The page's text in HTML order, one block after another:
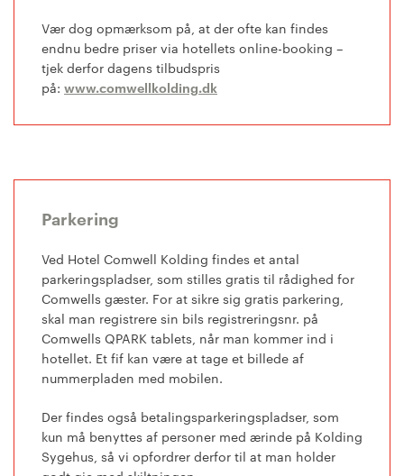
Vær dog opmærksom på, at der ofte kan findes
endnu bedre priser via hotellets online-booking –
tjek derfor dagens tilbudspris
på: www.comwellkolding.dk
Parkering
Ved Hotel Comwell Kolding findes et antal
parkeringspladser, som stilles gratis til rådighed for
Comwells gæster. For at sikre sig gratis parkering,
skal man registrere sin bils registreringsnr. på
Comwells QPARK tablets, når man kommer ind i
hotellet. Et fif kan være at tage et billede af
nummerpladen med mobilen.
Der findes også betalingsparkeringspladser, som
kun må benyttes af personer med ærinde på Kolding
Sygehus, så vi opfordrer derfor til at man holder